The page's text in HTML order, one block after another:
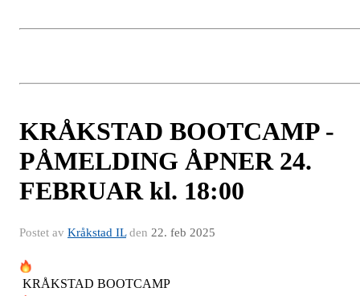
KRÅKSTAD BOOTCAMP -
PÅMELDING ÅPNER 24.
FEBRUAR kl. 18:00
Postet av Kråkstad ILden 22. feb 2025
KRÅKSTAD BOOTCAMP